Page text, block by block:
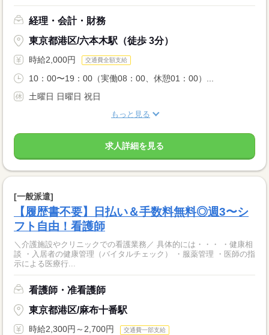
経理・会計・財務
東京都港区/六本木駅（徒歩 3分）
時給2,000円 交通費全額支給
10：00〜19：00（実働08：00、休憩01：00）...
土曜日 日曜日 祝日
もっと見る
求人詳細を見る
[一般派遣]
【履歴書不要】日払い＆手数料無料◎週3〜シ
フト自由！看護師
＼介護施設やクリニックでの看護業務／ 具体的には・・・ ・健康相
談 ・入居者の健康管理（バイタルチェック） ・服薬管理 ・医師の指
示による医療行...
看護師・准看護師
東京都港区/麻布十番駅
時給2,300円～2,700円 交通費一部支給